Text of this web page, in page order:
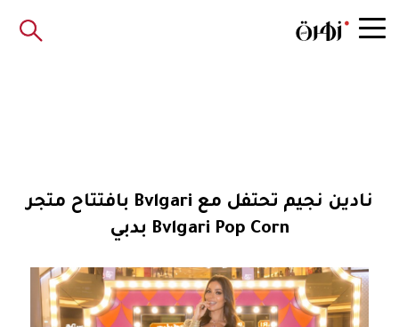
نادين نجيم تحتفل مع Bvlgari بافتتاح متجر
Bvlgari Pop Corn بدبي